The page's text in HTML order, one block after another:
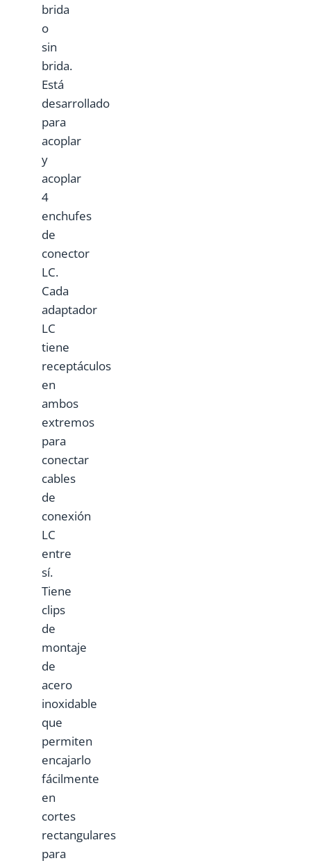
brida
o
sin
brida.
Está
desarrollado
para
acoplar
y
acoplar
4
enchufes
de
conector
LC.
Cada
adaptador
LC
tiene
receptáculos
en
ambos
extremos
para
conectar
cables
de
conexión
LC
entre
sí.
Tiene
clips
de
montaje
de
acero
inoxidable
que
permiten
encajarlo
fácilmente
en
cortes
rectangulares
para